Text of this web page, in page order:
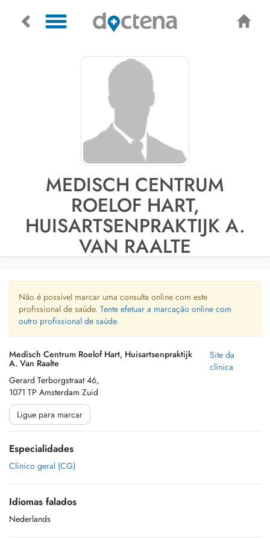
MEDISCH CENTRUM
ROELOF HART,
HUISARTSENPRAKTIJK A.
VAN RAALTE
Não é possível marcar uma consulta online com este
profissional de saúde. Tente efetuar a marcação online com
outro profissional de saúde.
Medisch Centrum Roelof Hart, Huisartsenpraktijk
A. Van Raalte
Gerard Terborgstraat 46,
1071 TP Amsterdam Zuid
Site da
clínica
Ligue para marcar
Especialidades
Clínico geral (CG)
Idiomas falados
Nederlands